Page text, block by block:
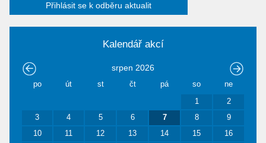
Přihlásit se k odběru aktualit
Kalendář akcí
srpen 2026
po út st čt pá so ne
1
2
3
4 5 6 7 8
9
10
11 12 13 14 15
16